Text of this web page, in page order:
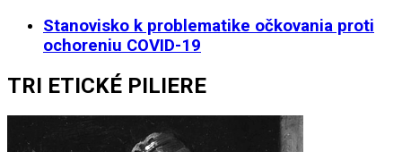
Stanovisko k problematike očkovania proti
ochoreniu COVID-19
TRI ETICKÉ PILIERE